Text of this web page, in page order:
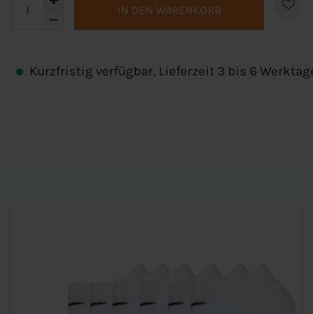
IN DEN WARENKORB
Kurzfristig verfügbar, Lieferzeit 3 bis 6